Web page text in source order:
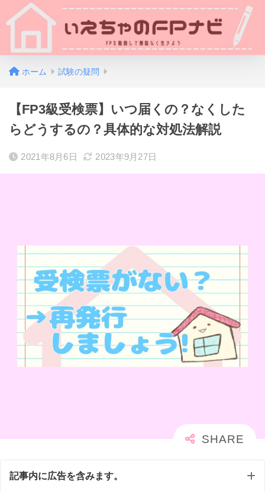
ホーム 試験の疑問
【FP3級受検票】いつ届くの？なくした
らどうするの？具体的な対処法解説
2021年8月6日 2023年9月27日
記事内に広告を含みます。